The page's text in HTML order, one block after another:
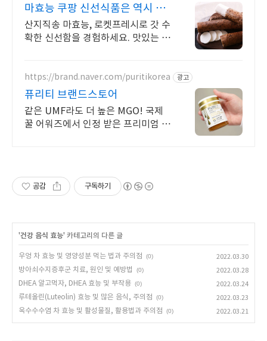
마효능 쿠팡 신선식품은 역시 로
켓배송
산지직송 마효능, 로켓프레시로 갓 수
확한 신선함을 경험하세요. 맛있는 뿌
https://brand.naver.com/puritikorea 광고
퓨리티 브랜드스토어
같은 UMF라도 더 높은 MGO! 국제
꿀 어워즈에서 인정 받은 프리미엄 마
공감 구독하기
'건강 음식 효능' 카테고리의 다른 글
우엉 차 효능 및 영양성분 먹는 법과 주의점 (0)
2022.03.30
방아쇠수지증후군 치료, 원인 및 예방법
(0)
2022.03.28
DHEA 알고먹자, DHEA 효능 및 부작용 (0)
2022.03.24
루테올린(Luteolin) 효능 및 많은 음식, 주의점
(0)
2022.03.23
옥수수수염 차 효능 및 활성물질, 활용법과 주의점
(0) 2022.03.21